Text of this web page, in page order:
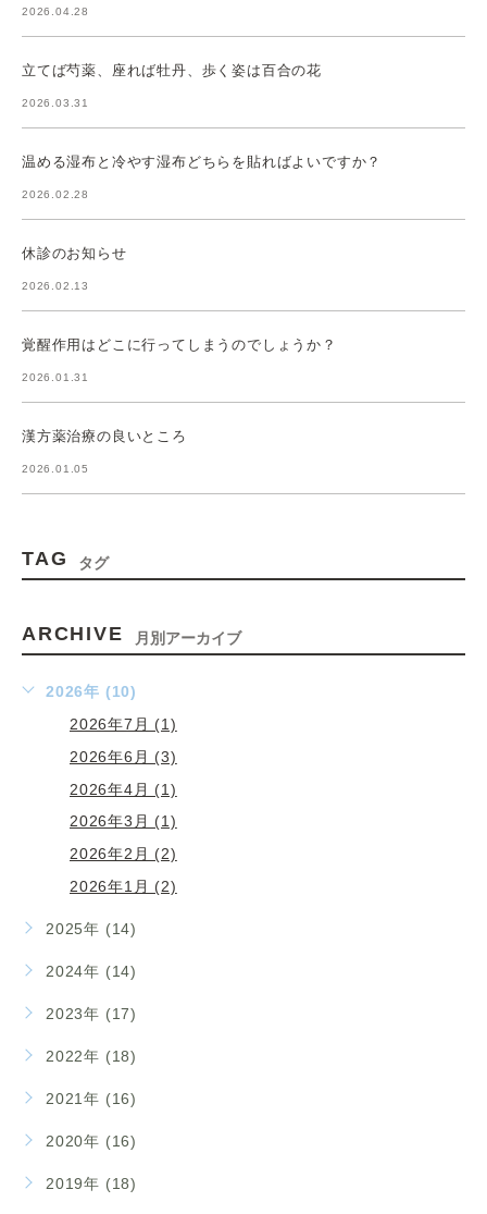
2026.04.28
立てば芍薬、座れば牡丹、歩く姿は百合の花
2026.03.31
温める湿布と冷やす湿布どちらを貼ればよいですか？
2026.02.28
休診のお知らせ
2026.02.13
覚醒作用はどこに行ってしまうのでしょうか？
2026.01.31
漢方薬治療の良いところ
2026.01.05
TAG タグ
ARCHIVE 月別アーカイブ
2026年 (10)
2026年7月 (1)
2026年6月 (3)
2026年4月 (1)
2026年3月 (1)
2026年2月 (2)
2026年1月 (2)
2025年 (14)
2024年 (14)
2023年 (17)
2022年 (18)
2021年 (16)
2020年 (16)
2019年 (18)